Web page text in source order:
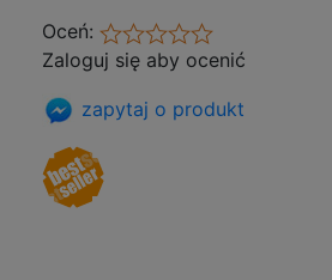
Oceń:
Zaloguj się aby ocenić
zapytaj o produkt